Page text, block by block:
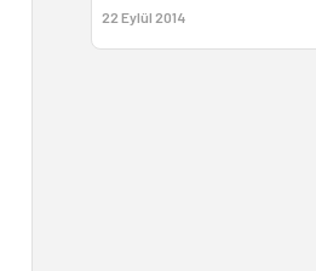
22 Eylül 2014